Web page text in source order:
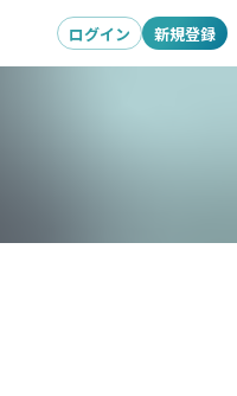
ログイン 新規登録